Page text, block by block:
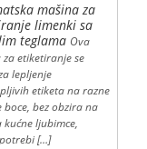
mašina za
limenki sa
teglama Ova
za etiketiranje se
lepljenje
etiketa na razne
boce, bez obzira na
kućne ljubimce,
[…]